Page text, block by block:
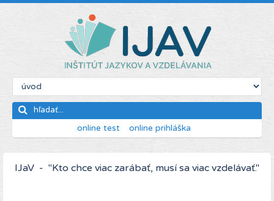
online test online prihláška
IJaV - "Kto chce viac zarábať, musí sa viac vzdelávať."